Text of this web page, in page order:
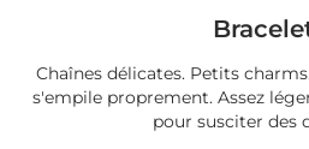
Chaînes délicates. Petits
s'empile proprement. Assez
pour susciter des